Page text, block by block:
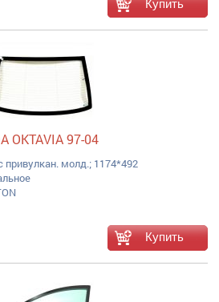
OKTAVIA 97-04
привулкан. молд.; 1174*492